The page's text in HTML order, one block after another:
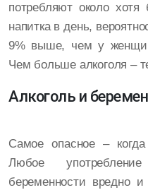
потребляют около хотя
напитка в день,
9% выше, чем у
Чем больше алкоголя –
Алкоголь и
Самое опасное –
Любое
беременности вредно